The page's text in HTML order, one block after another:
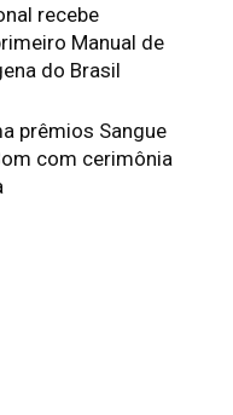
recebe
Manual de
do Brasil
prêmios Sangue
com cerimônia